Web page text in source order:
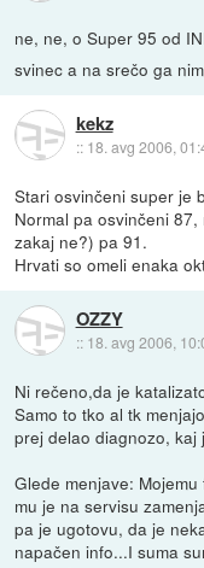
ne, ne, o Super 95 od
svinec a na srečo ga
kekz
:: 18. avg 2006,
Stari osvinčeni super je
Normal pa osvinčeni
zakaj ne?) pa 91.
Hrvati so omeli enaka
OZZY
:: 18. avg 2006,
Ni rečeno,da je
Samo to tko al tk
prej delao diagnozo,
Glede menjave:
mu je na servisu
pa je ugotovu, da je
napačen info...I suma